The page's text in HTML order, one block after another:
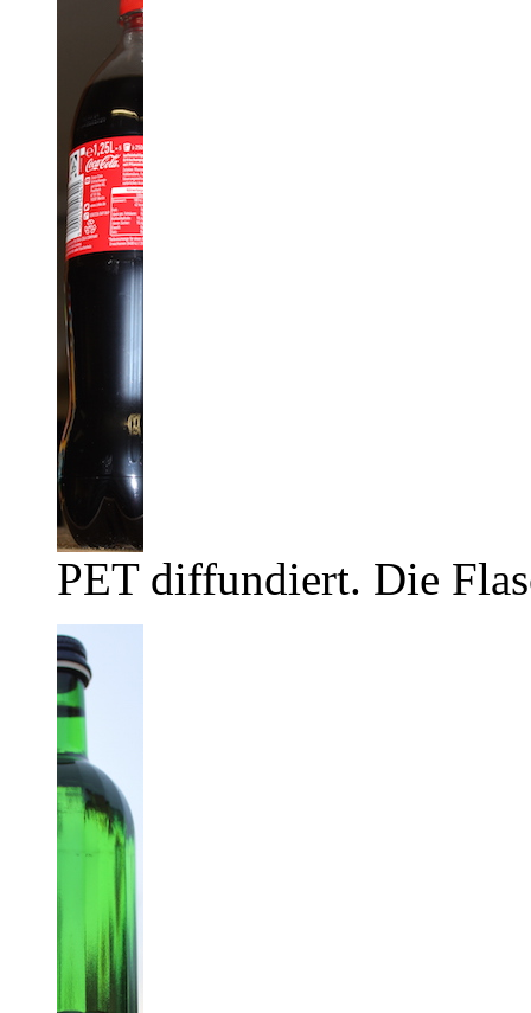
PET diffundiert. Die